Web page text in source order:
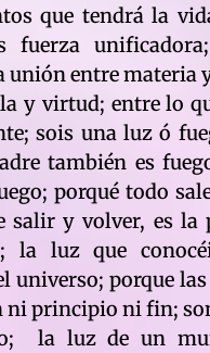
que tendrá la
fuerza
unión entre materia
y virtud; entre lo
sois una luz ó
también es
porqué todo
salir y volver, es la
la luz que
universo; porque las
ni principio ni fin;
la luz de un